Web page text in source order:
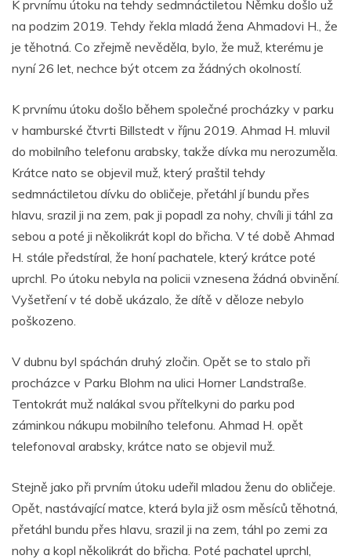
K prvnímu útoku na tehdy sedmnáctiletou Němku došlo už
na podzim 2019. Tehdy řekla mladá žena Ahmadovi H., že
je těhotná. Co zřejmě nevěděla, bylo, že muž, kterému je
nyní 26 let, nechce být otcem za žádných okolností.
K prvnímu útoku došlo během společné procházky v parku
v hamburské čtvrti Billstedt v říjnu 2019. Ahmad H. mluvil
do mobilního telefonu arabsky, takže dívka mu nerozuměla.
Krátce nato se objevil muž, který praštil tehdy
sedmnáctiletou dívku do obličeje, přetáhl jí bundu přes
hlavu, srazil ji na zem, pak ji popadl za nohy, chvíli ji táhl za
sebou a poté ji několikrát kopl do břicha. V té době Ahmad
H. stále předstíral, že honí pachatele, který krátce poté
uprchl. Po útoku nebyla na policii vznesena žádná obvinění.
Vyšetření v té době ukázalo, že dítě v děloze nebylo
poškozeno.
V dubnu byl spáchán druhý zločin. Opět se to stalo při
procházce v Parku Blohm na ulici Horner Landstraße.
Tentokrát muž nalákal svou přítelkyni do parku pod
záminkou nákupu mobilního telefonu. Ahmad H. opět
telefonoval arabsky, krátce nato se objevil muž.
Stejně jako při prvním útoku udeřil mladou ženu do obličeje.
Opět, nastávající matce, která byla již osm měsíců těhotná,
přetáhl bundu přes hlavu, srazil ji na zem, táhl po zemi za
nohy a kopl několikrát do břicha. Poté pachatel uprchl,